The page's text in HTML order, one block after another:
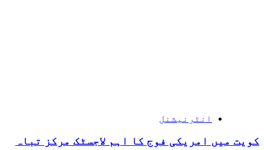
انٹرنیشنل
کویت میں امریکی فوج کا اہم لاجسٹک مرکز تباہ